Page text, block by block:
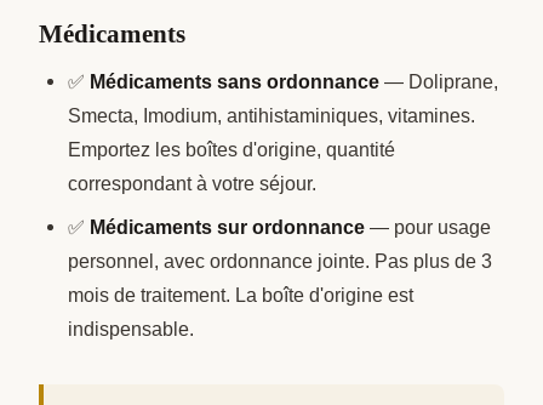
Médicaments
✅ Médicaments sans ordonnance — Doliprane,
Smecta, Imodium, antihistaminiques, vitamines.
Emportez les boîtes d'origine, quantité
correspondant à votre séjour.
✅ Médicaments sur ordonnance — pour usage
personnel, avec ordonnance jointe. Pas plus de 3
mois de traitement. La boîte d'origine est
indispensable.